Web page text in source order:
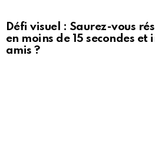
Défi visuel : Saurez-vous
en moins de 15 secondes et
amis ?